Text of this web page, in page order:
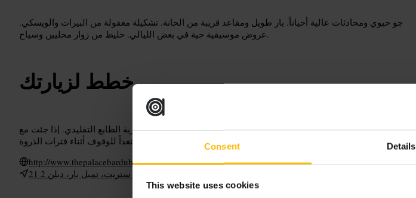
Consent Details
This website uses cookies
جو حيوي ومحادثات عالية أحياناً. بار طويل ومقاعد قريبة من الحانة. تشكيلة معقولة من البيرات والويسكي.
عروض موسيقية حية في بعض الليالي. خليط من زوار محليين وسياح.
خطط لزيارتك
توجّه مبكراً إذا تبي مقعد قرب البار. اطلب بيرة محلية أو ويسكي لتجربة الطابع التقليدي. إذا جئت مع
http://www.thepalacebardublin.com/